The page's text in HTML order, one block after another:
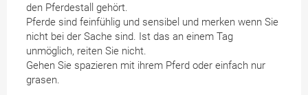
den Pferdestall gehört.
Pferde sind feinfühlig und sensibel und merken wenn Sie
nicht bei der Sache sind. Ist das an einem Tag
unmöglich, reiten Sie nicht.
Gehen Sie spazieren mit ihrem Pferd oder einfach nur
grasen.